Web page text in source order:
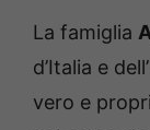
La famiglia
d’Italia e
vero e